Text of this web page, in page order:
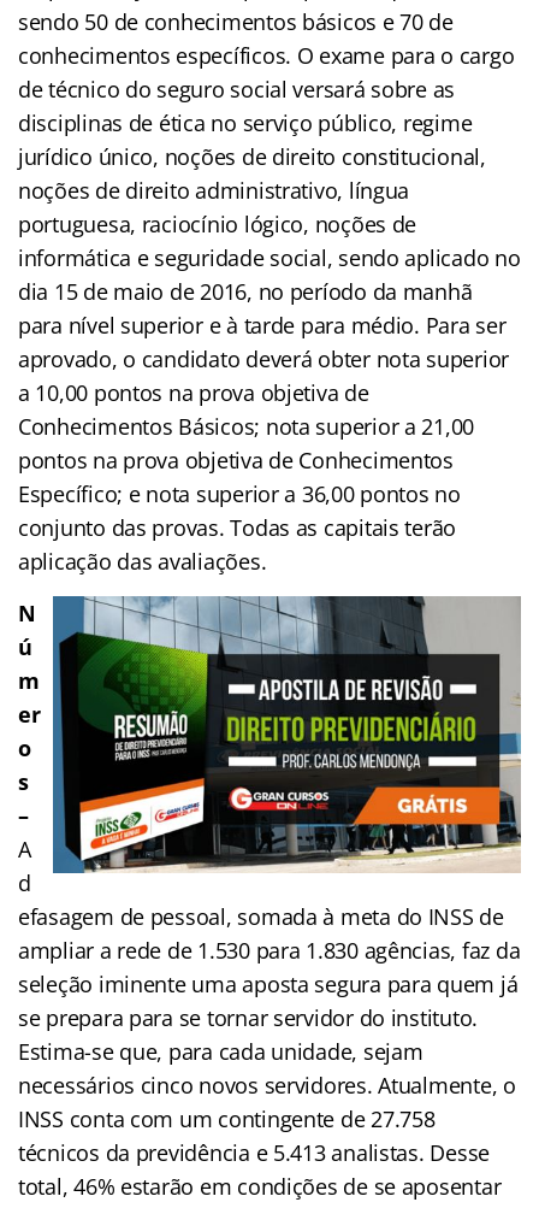
sendo 50 de conhecimentos básicos e 70 de
conhecimentos específicos. O exame para o cargo
de técnico do seguro social versará sobre as
disciplinas de ética no serviço público, regime
jurídico único, noções de direito constitucional,
noções de direito administrativo, língua
portuguesa, raciocínio lógico, noções de
informática e seguridade social, sendo aplicado no
dia 15 de maio de 2016, no período da manhã
para nível superior e à tarde para médio. Para ser
aprovado, o candidato deverá obter nota superior
a 10,00 pontos na prova objetiva de
Conhecimentos Básicos; nota superior a 21,00
pontos na prova objetiva de Conhecimentos
Específico; e nota superior a 36,00 pontos no
conjunto das provas. Todas as capitais terão
aplicação das avaliações.
N
ú
m
er
o
s
–
A
d
efasagem de pessoal, somada à meta do INSS de
ampliar a rede de 1.530 para 1.830 agências, faz da
seleção iminente uma aposta segura para quem já
se prepara para se tornar servidor do instituto.
Estima-se que, para cada unidade, sejam
necessários cinco novos servidores. Atualmente, o
INSS conta com um contingente de 27.758
técnicos da previdência e 5.413 analistas. Desse
total, 46% estarão em condições de se aposentar